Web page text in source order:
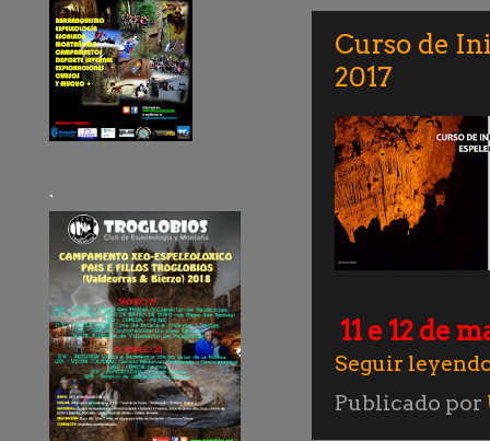
Curso de
2017
11 e 12 de
Seguir
Publicado por
.